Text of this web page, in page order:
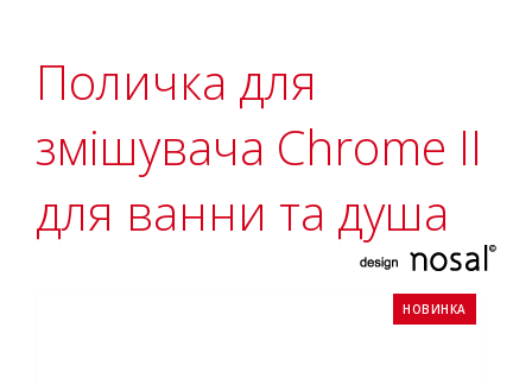
Поличка для
змішувача Chrome II
для ванни та душа
НОВИНКА